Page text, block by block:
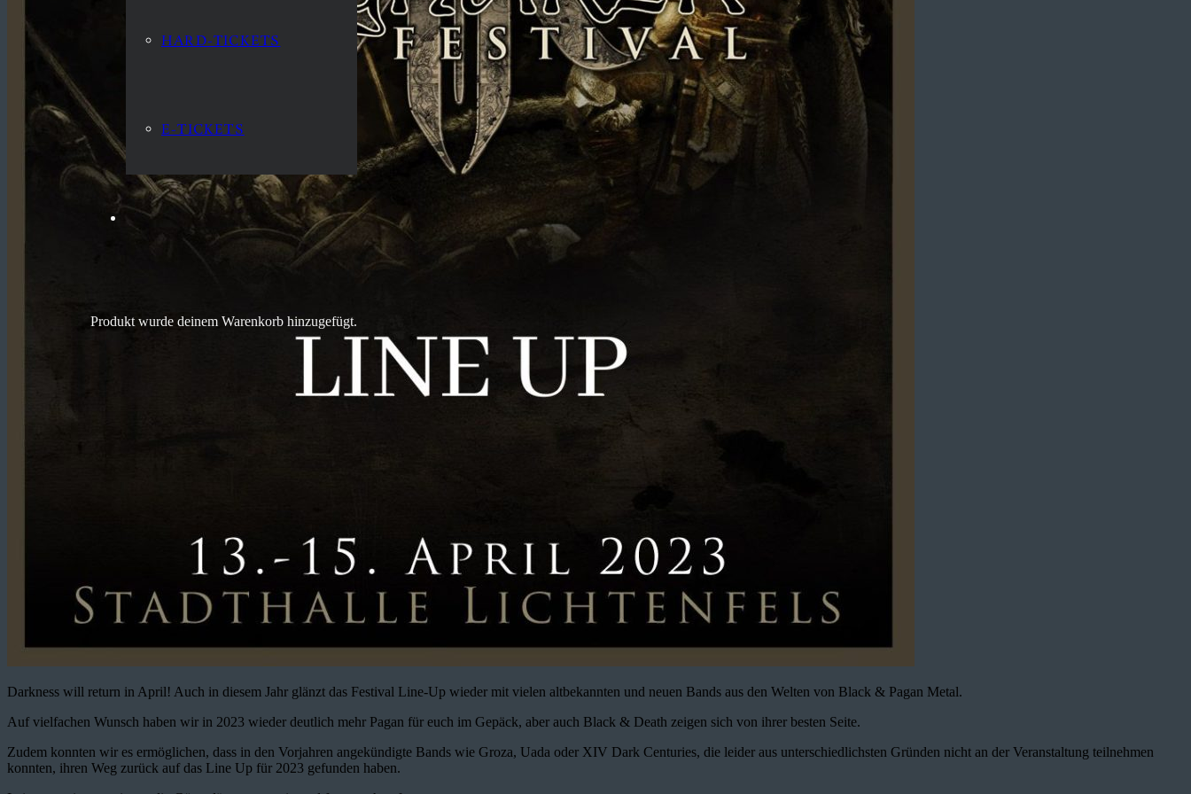
HARD-TICKETS
E-TICKETS
Produkt wurde deinem Warenkorb hinzugefügt.
Darkness will return in April! Auch in diesem Jahr glänzt das Festival Line-Up wieder mit vielen altbekannten und neuen Bands aus den Welten von Black & Pagan Metal.
Auf vielfachen Wunsch haben wir in 2023 wieder deutlich mehr Pagan für euch im Gepäck, aber auch Black & Death zeigen sich von ihrer besten Seite.
Zudem konnten wir es ermöglichen, dass in den Vorjahren angekündigte Bands wie Groza, Uada oder XIV Dark Centuries, die leider aus unterschiedlichsten Gründen nicht an der Veranstaltung teilnehmen
konnten, ihren Weg zurück auf das Line Up für 2023 gefunden haben.